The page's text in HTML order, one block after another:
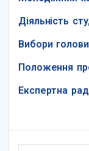
Діяльність
Вибори
Положення
Експертна